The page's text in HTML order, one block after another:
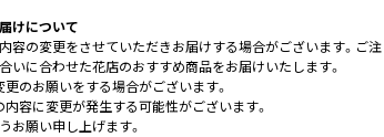
けについて
内容の変更をさせていただきお届けする場合がございます。ご注
いに合わせた花店のおすすめ商品をお届けいたします。
更のお願いをする場合がございます。
内容に変更が発生する可能性がございます。
お願い申し上げます。